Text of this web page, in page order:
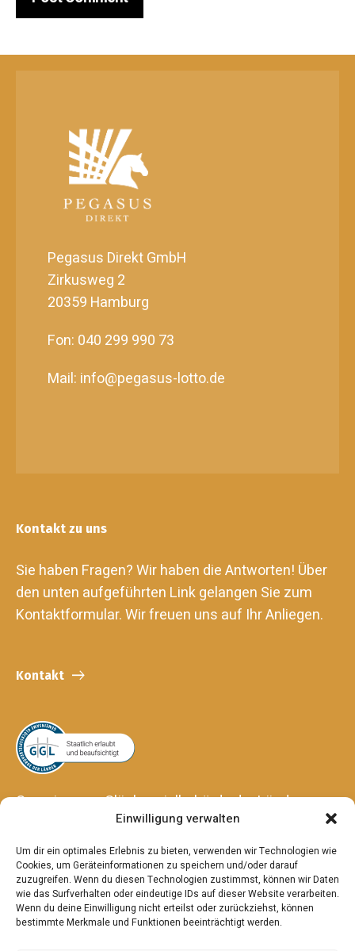
Einwilligung verwalten
Um dir ein optimales Erlebnis zu bieten, verwenden wir Technologien wie
Cookies, um Geräteinformationen zu speichern und/oder darauf
zuzugreifen. Wenn du diesen Technologien zustimmst, können wir Daten
wie das Surfverhalten oder eindeutige IDs auf dieser Website verarbeiten.
Wenn du deine Einwilligung nicht erteilst oder zurückziehst, können
bestimmte Merkmale und Funktionen beeinträchtigt werden.
Pegasus Direkt GmbH
Zirkusweg 2
20359 Hamburg
Fon: 040 299 990 73
Mail: info@pegasus-lotto.de
Kontakt zu uns
Sie haben Fragen? Wir haben die Antworten! Über
den unten aufgeführten Link gelangen Sie zum
Kontaktformular. Wir freuen uns auf Ihr Anliegen.
Kontakt
Gemeinsame Glücksspielbehörde der Länder
Anstalt des öffentlichen Rechts
Hansering 15
06108 Halle (Saale)